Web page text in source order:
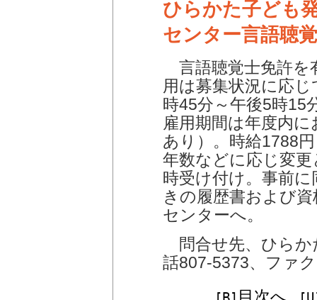
ひらかた子ども
センター言語聴
言語聴覚士免許を
用は募集状況に応
時45分～午後5時15
雇用期間は年度内
あり）。時給1788
年数などに応じ変
時受け付け。事前
きの履歴書および
センターへ。
問合せ先、ひら
話807-5373、ファ